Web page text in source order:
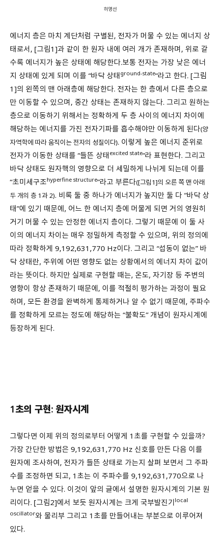
허명선
에너지 층은 마치 계단처럼 구별된, 전자가 머물 수 있는 에너지 상
태로서, [그림1]과 같이 한 원자 내에 여러 개가 존재하며, 위로 갈
수록 에너지가 높은 상태에 해당한다.보통 전자는 가장 낮은 에너
지 상태에 있게 되며 이를 “바닥 상태 ground-state“라고 한다. [그림
1]의 왼쪽의 맨 아래층에 해당한다. 전자는 한 층에서 다른 층으로
만 이동할 수 있으며, 중간 상태는 존재하지 않는다. 그리고 원하는
층으로 이동하기 위해서는 정확하게 두 층 사이의 에너지 차이에
해당하는 에너지를 가진 전자기파를 흡수해야만 이동하게 된다(양
자역학에 따라 움직이는 전자의 성질이다). 이렇게 높은 에너지 준위로
전자가 이동한 상태를 “들뜬 상태 excited state“라 표현한다. 그리고
바닥 상태도 원자핵의 영향으로 더 세밀하게 나뉘게 되는데 이를
“초미세구조hyperfine structure”라고 부른다([그림1]의 오른 쪽 맨 아래
두 개의 층 1과 2). 비록 둘 중 하나가 에너지가 높지만 둘 다 “바닥 상
태”에 있기 때문에, 어느 한 에너지 층에 머물게 되면 거의 영원히
거기 머물 수 있는 안정한 에너지 층이다. 그렇기 때문에 이 둘 사
이의 에너지 차이는 매우 정밀하게 측정할 수 있으며, 위의 정의에
따라 정확하게 9,192,631,770 Hz이다. 그리고 “섭동이 없는” 바
닥 상태란, 주위에 어떤 영향도 없는 상황에서의 에너지 차이 값이
라는 뜻이다. 하지만 실제로 구현할 때는, 온도, 자기장 등 주변의
영향이 항상 존재하기 때문에, 이를 적절히 평가하는 과정이 필요
하며, 모든 환경을 완벽하게 통제하거나 알 수 없기 때문에, 주파수
를 정확하게 모르는 정도에 해당하는 “불확도” 개념이 원자시계에
등장하게 된다.
1초의 구현: 원자시계
그렇다면 이제 위의 정의로부터 어떻게 1초를 구현할 수 있을까?
가장 간단한 방법은 9,192,631,770 Hz 신호를 만든 다음 이를
원자에 조사하여, 전자가 들뜬 상태로 가는지 살펴 보면서 그 주파
수를 조정하면 되고, 1초는 이 주파수를 9,192,631,770으로 나
누면 얻을 수 있다. 이것이 앞의 글에서 설명한 원자시계의 기본 원
리이다. [그림2]에서 보듯 원자시계는 크게 국부발진기local
oscillator와 물리부 그리고 1초를 만들어내는 부분으로 이루어져
있다.